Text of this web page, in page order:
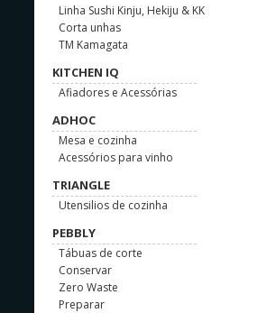
Linha Sushi Kinju, Hekiju & KK
Corta unhas
TM Kamagata
KITCHEN IQ
Afiadores e Acessórias
ADHOC
Mesa e cozinha
Acessórios para vinho
TRIANGLE
Utensilios de cozinha
PEBBLY
Tábuas de corte
Conservar
Zero Waste
Preparar